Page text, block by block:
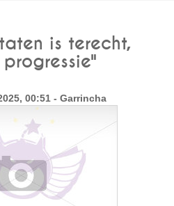
is terecht,
00:51 - Garrincha